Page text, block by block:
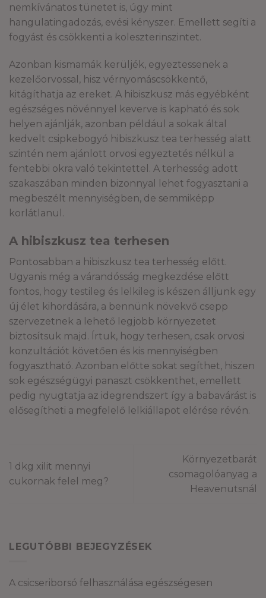
nemkívánatos tünetet is, úgy mint
hangulatingadozás, evési kényszer. Emellett segíti a
fogyást és csökkenti a koleszterinszintet.
Azonban kismamák kerüljék, egyeztessenek a
kezelőorvossal, hisz vérnyomáscsökkentő,
kitágíthatja az ereket. A hibiszkusz más egyébként
egészséges növénnyel keverve is kapható és sok
helyen ajánlják, azonban például a sokak által
kedvelt csipkebogyó hibiszkusz tea terhesség alatt
szintén nem ajánlott orvosi egyeztetés nélkül a
fentebbi okra való tekintettel. A terhesség adott
szakaszában minden bizonnyal lehet fogyasztani a
megbeszélt mennyiségben, de semmiképp
korlátlanul.
A hibiszkusz tea terhesen
Pontosabban a hibiszkusz tea terhesség előtt.
Ugyanis még a várandósság megkezdése előtt
fontos, hogy testileg és lelkileg is készen álljunk egy
új élet kihordására, a bennünk növekvő csepp
szervezetnek a lehető legjobb környezetet
biztosítsuk majd. Írtuk, hogy terhesen, csak orvosi
konzultációt követően és kis mennyiségben
fogyasztható. Azonban előtte sokat segíthet, hiszen
sok egészségügyi panaszt csökkenthet, emellett
pedig nyugtatja az idegrendszert így a babavárást is
elősegítheti a megfelelő lelkiállapot elérése révén.
1 dkg xilit mennyi
cukornak felel meg?
Környezetbarát
csomagolóanyag a
Heavenutsnál
LEGUTÓBBI BEJEGYZÉSEK
A csicseriborsó felhasználása egészségesen